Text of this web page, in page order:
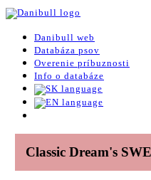
Danibull web
Databáza psov
Overenie príbuznosti
Info o databáze
Classic Dream's